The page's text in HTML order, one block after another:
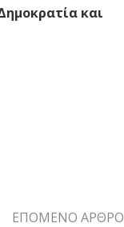
και
ΕΠΟΜΕΝΟ ΑΡΘΡΟ